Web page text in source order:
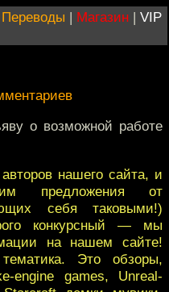
Переводы | Магазин | VIP
о возможной работе
нашего сайта, и
предложения от
себя таковыми!)
конкурсный — мы
на нашем сайте!
Это обзоры,
engine games, Unreal-